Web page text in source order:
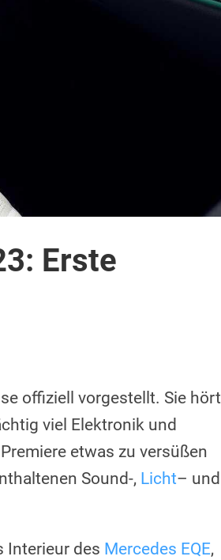
Erste
offiziell vorgestellt. Sie hört
viel Elektronik und
etwas zu versüßen
Sound-, Licht– und
Interieur des Mercedes EQE,